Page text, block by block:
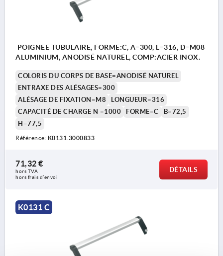
POIGNÉE TUBULAIRE, FORME:C, A=300, L=316, D=M08
ALUMINIUM, ANODISÉ NATUREL, COMP:ACIER INOX.
COLORIS DU CORPS DE BASE=ANODISÉ NATUREL
ENTRAXE DES ALÉSAGES=300
ALÉSAGE DE FIXATION=M8
LONGUEUR=316
CAPACITÉ DE CHARGE N =1000
FORME=C
B=72,5
H=77,5
Référence: K0131.3000833
71,32 €
hors TVA
hors frais d’envoi
DÉTAILS
K0131 C